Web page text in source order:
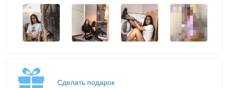
Сделать подарок